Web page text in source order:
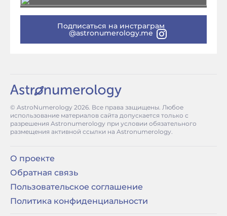
Подписаться на инстраграм
@astronumerology.me
© AstroNumerology 2026. Все права защищены. Любое
использование материалов сайта допускается только с
разрешения Astronumerology при условии обязательного
размещения активной ссылки на Astronumerology.
О проекте
Обратная связь
Пользовательское соглашение
Политика конфиденциальности